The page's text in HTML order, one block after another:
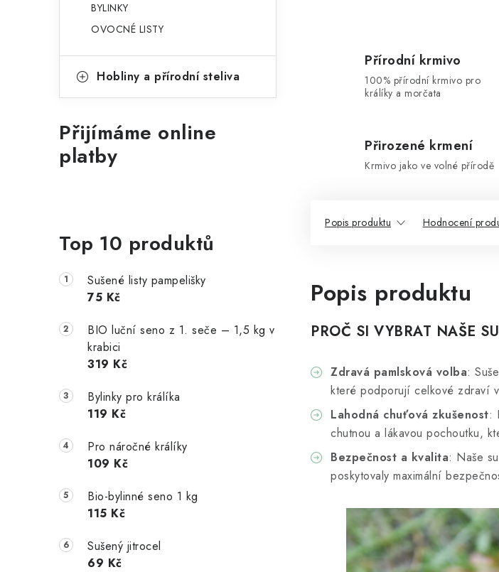
BYLINKY
OVOCNÉ LISTY
Hobliny a přírodní steliva
Přijímáme online
platby
Top 10 produktů
Sušené listy pampelišky
75 Kč
BIO luční seno z 1. seče – 1,5 kg v
krabici
319 Kč
Bylinky pro králíka
119 Kč
Pro náročné králíky
109 Kč
Bio-bylinné seno 1 kg
115 Kč
Sušený jitrocel
69 Kč
Přírodní krmivo
100% přírodní krmivo pro
králíky a morčata
Přirozené krmení
Krmivo jako ve volné přírodě
Popis produktu Hodnocení
Popis produktu
PROČ SI VYBRAT NAŠE
Zdravá pamlsková volba:
které podporují celkové zdraví
Lahodná chuťová zkušenost:
chutnou a lákavou pochoutku,
Bezpečnost a kvalita: Naše
poskytovaly maximální